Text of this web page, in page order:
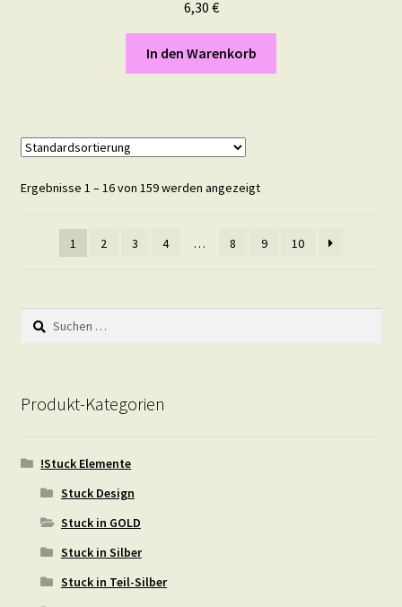
6,30 €
In den Warenkorb
Ergebnisse 1 – 16 von 159 werden angezeigt
1 2 3 4 … 8 9 10
Suchen
nach:
Produkt-Kategorien
!Stuck Elemente
Stuck Design
Stuck in GOLD
Stuck in Silber
Stuck in Teil-Silber